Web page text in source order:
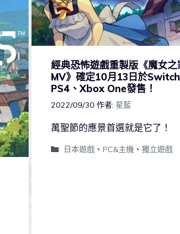
經典恐怖遊戲重製版《魔女之
MV》確定10月13日於Switch
PS4、Xbox One發售！
2022/09/30 作者: 星藍
萬聖節的應景首選就是它了！
日本遊戲、 PC&主機 、 獨立遊戲